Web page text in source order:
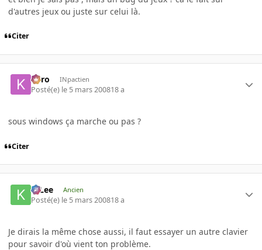
d'autres jeux ou juste sur celui là.
Citer
kyro INpactien
Posté(e) le 5 mars 200818 a
sous windows ça marche ou pas ?
Citer
K-Lee Ancien
Posté(e) le 5 mars 200818 a
Je dirais la même chose aussi, il faut essayer un autre clavier
pour savoir d'où vient ton problème.